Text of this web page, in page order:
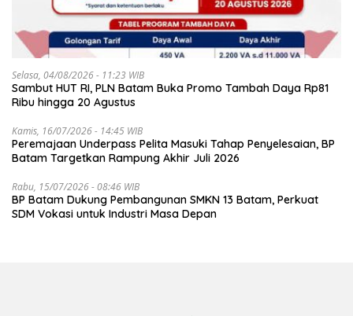
Selasa, 04/08/2026 - 11:23 WIB
Sambut HUT RI, PLN Batam Buka Promo Tambah Daya Rp81
Ribu hingga 20 Agustus
Kamis, 16/07/2026 - 14:45 WIB
Peremajaan Underpass Pelita Masuki Tahap Penyelesaian, BP
Batam Targetkan Rampung Akhir Juli 2026
Rabu, 15/07/2026 - 08:46 WIB
BP Batam Dukung Pembangunan SMKN 13 Batam, Perkuat
SDM Vokasi untuk Industri Masa Depan